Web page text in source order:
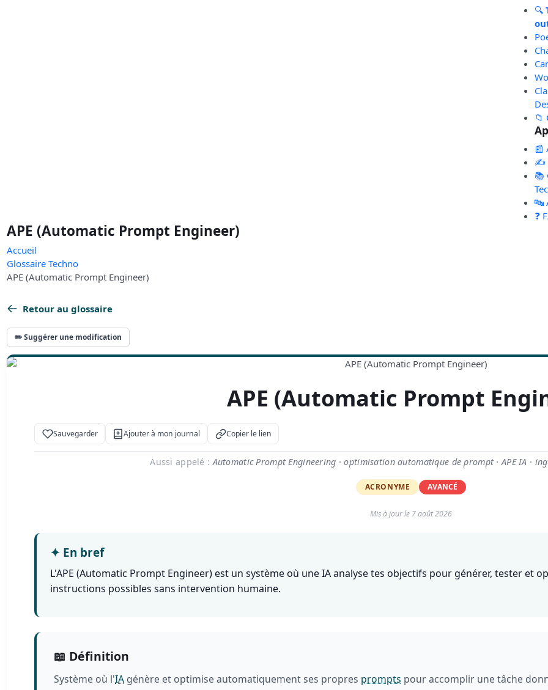
🔍
📁
📰
✍️
📚
🔤
❓
APE (Automatic Prompt Engineer)
Accueil
Glossaire Techno
APE (Automatic Prompt Engineer)
Retour au glossaire
✏️ Suggérer une modification
APE (Automatic Prompt
Sauvegarder Ajouter à mon journal Copier le lien
Aussi appelé : Automatic Prompt Engineering · optimisation automatique de prompt · APE IA ·
ACRONYME AVANCÉ
Mis à jour le 7 août 2026
✦ En bref
L'APE (Automatic Prompt Engineer) est un système où une IA analyse tes objectifs pour générer, tester et
instructions possibles sans intervention humaine.
📖 Définition
Système où l'IA génère et optimise automatiquement ses propres prompts pour accomplir une tâche